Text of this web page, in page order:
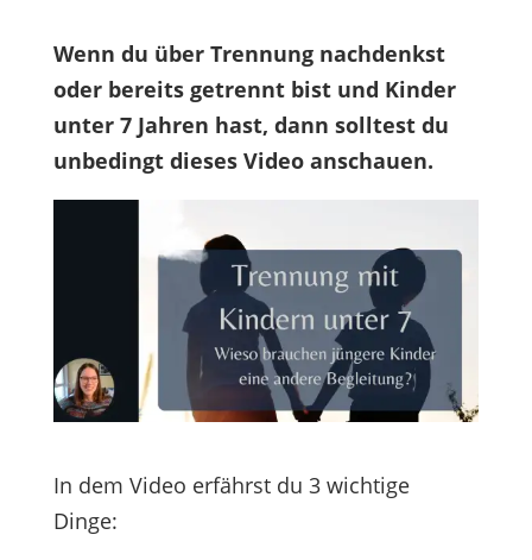
Wenn du über Trennung nachdenkst
oder bereits getrennt bist und Kinder
unter 7 Jahren hast, dann solltest du
unbedingt dieses Video anschauen.
In dem Video erfährst du 3 wichtige
Dinge: